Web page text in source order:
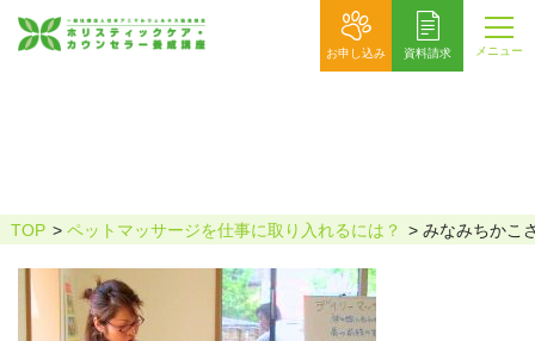
お申し込み 資料請求 メニュー
TOP ペットマッサージを仕事に取り入れるには？ みなみちかこ